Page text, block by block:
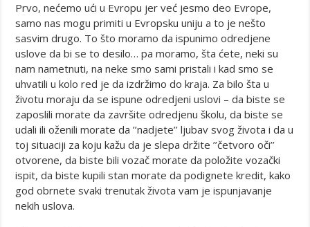
Prvo, nećemo ući u Evropu jer već jesmo deo Evrope,
samo nas mogu primiti u Evropsku uniju a to je nešto
sasvim drugo. To što moramo da ispunimo odredjene
uslove da bi se to desilo… pa moramo, šta ćete, neki su
nam nametnuti, na neke smo sami pristali i kad smo se
uhvatili u kolo red je da izdržimo do kraja. Za bilo šta u
životu moraju da se ispune odredjeni uslovi – da biste se
zaposlili morate da završite odredjenu školu, da biste se
udali ili oženili morate da ’’nadjete’’ ljubav svog života i da u
toj situaciji za koju kažu da je slepa držite ’’četvoro oči’’
otvorene, da biste bili vozač morate da položite vozački
ispit, da biste kupili stan morate da podignete kredit, kako
god obrnete svaki trenutak života vam je ispunjavanje
nekih uslova.